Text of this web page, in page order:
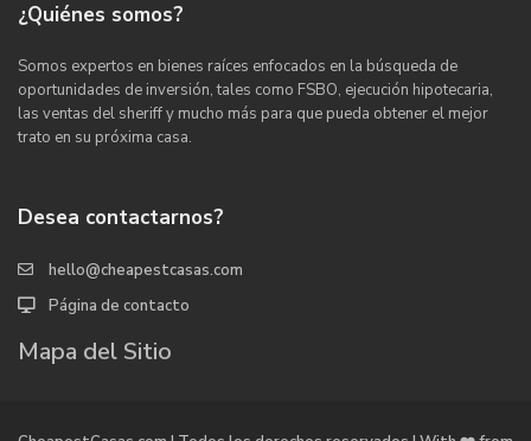
¿Quiénes somos?
Somos expertos en bienes raíces enfocados en la búsqueda de
oportunidades de inversión, tales como FSBO, ejecución hipotecaria,
las ventas del sheriff y mucho más para que pueda obtener el mejor
trato en su próxima casa.
Desea contactarnos?
hello@cheapestcasas.com
Página de contacto
Mapa del Sitio